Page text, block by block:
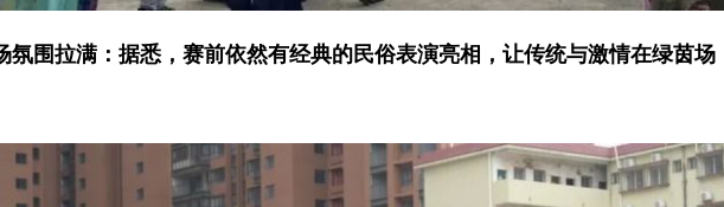
氛围拉满：据悉，赛前依然有经典的民俗表演亮相，让传统与激情在绿茵场